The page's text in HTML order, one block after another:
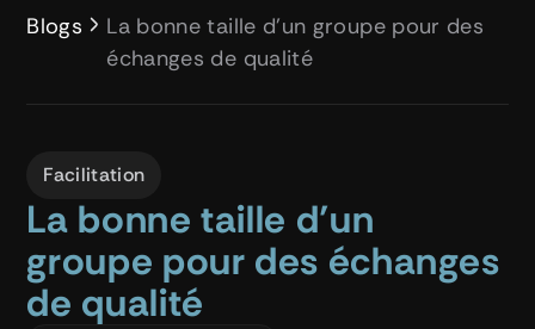
Blogs
La bonne taille d’un groupe pour des
échanges de qualité
Facilitation
La bonne taille d’un
groupe pour des échanges
de qualité